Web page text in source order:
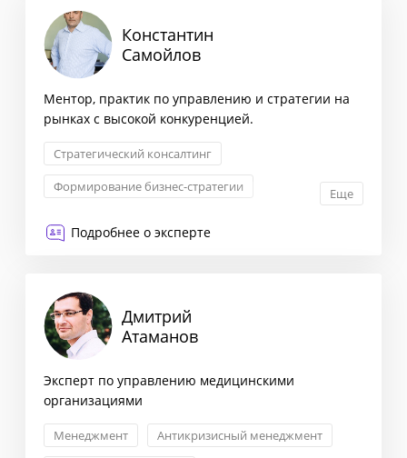
Константин
Самойлов
Ментор, практик по управлению и стратегии на
рынках с высокой конкуренцией.
Стратегический консалтинг
Формирование бизнес-стратегии
Еще
Подробнее о эксперте
Дмитрий
Атаманов
Эксперт по управлению медицинскими
организациями
Менеджмент
Антикризисный менеджмент